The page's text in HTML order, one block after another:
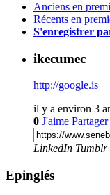
Anciens en
Récents en
S'enregistrer
ikecumec
http://google.is
il y a environ 3
0 J'aime Partager
LinkedIn Tumblr
Epinglés